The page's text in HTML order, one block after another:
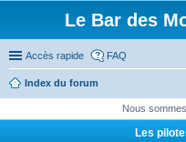
Le Bar des
Accès rapide FAQ
Index du forum
Nous
Les